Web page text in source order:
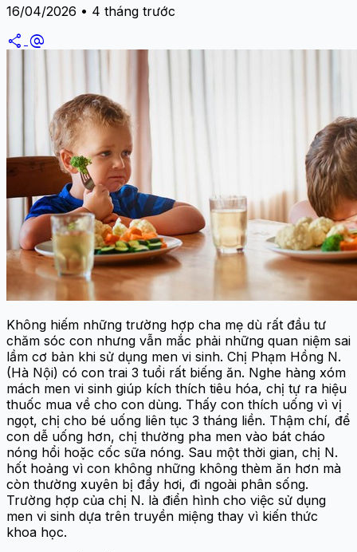
16/04/2026 • 4 tháng trước
share alternate_email
Không hiếm những trường hợp cha mẹ dù rất đầu tư
chăm sóc con nhưng vẫn mắc phải những quan niệm sai
lầm cơ bản khi sử dụng men vi sinh. Chị Phạm Hồng N.
(Hà Nội) có con trai 3 tuổi rất biếng ăn. Nghe hàng xóm
mách men vi sinh giúp kích thích tiêu hóa, chị tự ra hiệu
thuốc mua về cho con dùng. Thấy con thích uống vì vị
ngọt, chị cho bé uống liên tục 3 tháng liền. Thậm chí, để
con dễ uống hơn, chị thường pha men vào bát cháo
nóng hổi hoặc cốc sữa nóng. Sau một thời gian, chị N.
hốt hoảng vì con không những không thèm ăn hơn mà
còn thường xuyên bị đầy hơi, đi ngoài phân sống.
Trường hợp của chị N. là điển hình cho việc sử dụng
men vi sinh dựa trên truyền miệng thay vì kiến thức
khoa học.